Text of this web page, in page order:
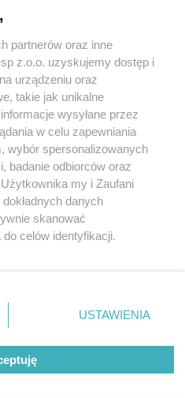
regulamin korzystania z portali
Skontaktuj się z nami
Kontakt
Wydawca
Redakcja
partnerów oraz inne
z.o.o. uzyskujemy dostęp i
urządzeniu oraz
takie jak unikalne
wysyłane przez
w celu zapewniania
wybór spersonalizowanych
badanie odbiorców oraz
my i Zaufani
danych
skanować
celów identyfikacji.
ustawień prywatności
rogu strony
nie wymagają zgody
sprzeciwić się takiemu
miały zastosowania tylko
USTAWIENIA